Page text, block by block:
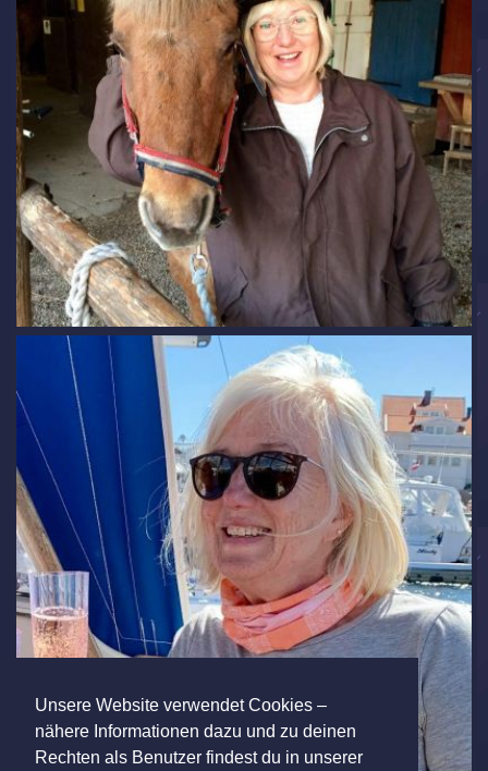
Unsere Website verwendet Cookies –
nähere Informationen dazu und zu deinen
Rechten als Benutzer findest du in unserer